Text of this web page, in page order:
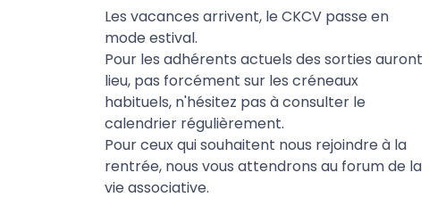
Les vacances arrivent, le CKCV passe en
mode estival.
Pour les adhérents actuels des sorties auront
lieu, pas forcément sur les créneaux
habituels, n'hésitez pas à consulter le
calendrier régulièrement.
Pour ceux qui souhaitent nous rejoindre à la
rentrée, nous vous attendrons au forum de la
vie associative.